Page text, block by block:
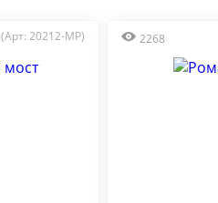
(Арт: 20212-MP) 2268